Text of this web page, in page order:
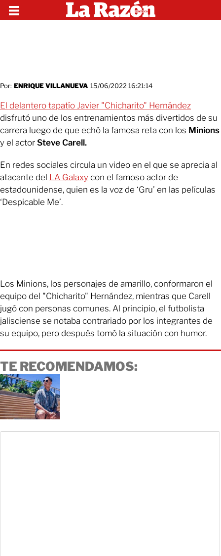
Por: ENRIQUE VILLANUEVA 15/06/2022 16:21:14
El delantero tapatío Javier "Chicharito" Hernández
disfrutó uno de los entrenamientos más divertidos de su
carrera luego de que echó la famosa reta con los Minions
y el actor Steve Carell.
En redes sociales circula un video en el que se aprecia al
atacante del LA Galaxy con el famoso actor de
estadounidense, quien es la voz de ‘Gru’ en las películas
‘Despicable Me’.
Los Minions, los personajes de amarillo, conformaron el
equipo del "Chicharito" Hernández, mientras que Carell
jugó con personas comunes. Al principio, el futbolista
jalisciense se notaba contrariado por los integrantes de
su equipo, pero después tomó la situación con humor.
TE RECOMENDAMOS: